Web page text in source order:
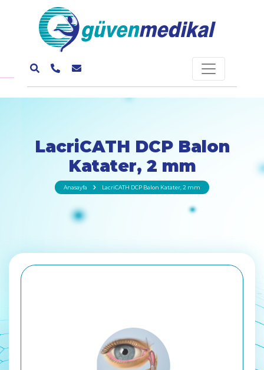
LacriCATH DCP Balon
Katater, 2 mm
Anasayfa LacriCATH DCP Balon Katater, 2 mm